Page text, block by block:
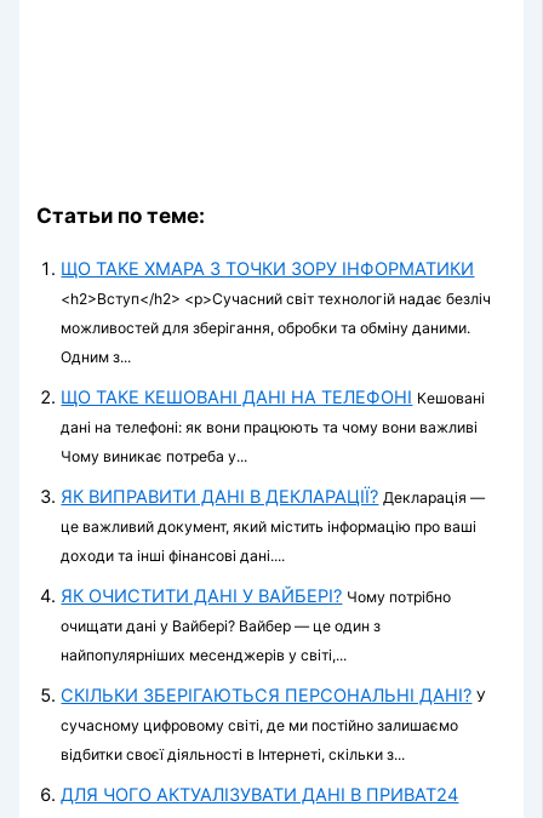
Статьи по теме:
ЩО ТАКЕ ХМАРА З ТОЧКИ ЗОРУ ІНФОРМАТИКИ
<h2>Вступ</h2> <p>Сучасний світ технологій надає безліч
можливостей для зберігання, обробки та обміну даними.
Одним з...
ЩО ТАКЕ КЕШОВАНІ ДАНІ НА ТЕЛЕФОНІ Кешовані
дані на телефоні: як вони працюють та чому вони важливі
Чому виникає потреба у...
ЯК ВИПРАВИТИ ДАНІ В ДЕКЛАРАЦІЇ? Декларація —
це важливий документ, який містить інформацію про ваші
доходи та інші фінансові дані....
ЯК ОЧИСТИТИ ДАНІ У ВАЙБЕРІ? Чому потрібно
очищати дані у Вайбері? Вайбер — це один з
найпопулярніших месенджерів у світі,...
СКІЛЬКИ ЗБЕРІГАЮТЬСЯ ПЕРСОНАЛЬНІ ДАНІ? У
сучасному цифровому світі, де ми постійно залишаємо
відбитки своєї діяльності в Інтернеті, скільки з...
ДЛЯ ЧОГО АКТУАЛІЗУВАТИ ДАНІ В ПРИВАТ24